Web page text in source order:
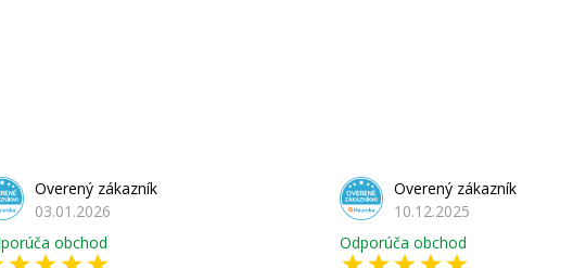
Overený zákazník
03.01.2026
obchod
Overený zákazník
10.12.2025
Odporúča obchod